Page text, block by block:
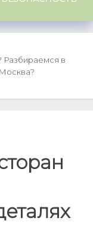
Разбираемся в